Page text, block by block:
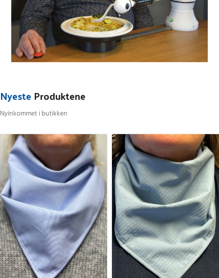
Nyeste Produktene
Nyinkommet i butikken